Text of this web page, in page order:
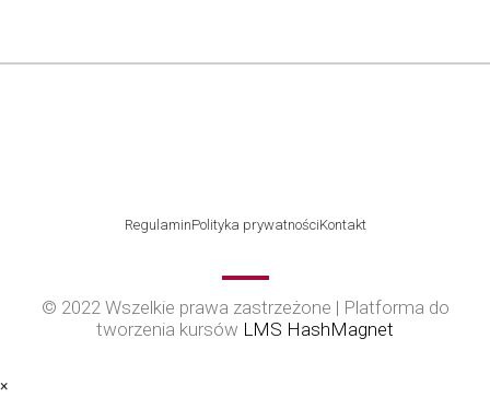
RegulaminPolityka prywatnościKontakt
© 2022 Wszelkie prawa zastrzeżone | Platforma do
tworzenia kursów LMS HashMagnet
×